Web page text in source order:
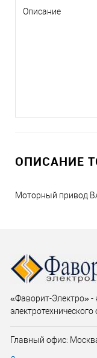
Описание
ОПИСАНИЕ
Моторный привод
«Фаворит-Электро» -
Главный офис: